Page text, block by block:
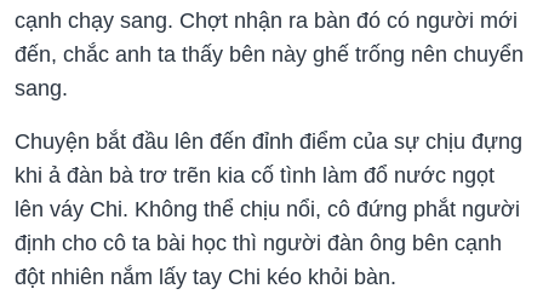
cạnh chạy sang. Chợt nhận ra bàn đó có người mới
đến, chắc anh ta thấy bên này ghế trống nên chuyển
sang.
Chuyện bắt đầu lên đến đỉnh điểm của sự chịu đựng
khi ả đàn bà trơ trẽn kia cố tình làm đổ nước ngọt
lên váy Chi. Không thể chịu nổi, cô đứng phắt người
định cho cô ta bài học thì người đàn ông bên cạnh
đột nhiên nắm lấy tay Chi kéo khỏi bàn.